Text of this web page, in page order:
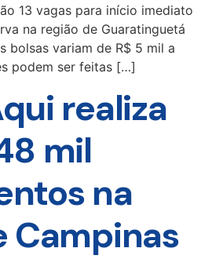
13 vagas para início imediato
na região de Guaratinguetá
bolsas variam de R$ 5 mil a
podem ser feitas […]
realiza
mil
na
Campinas